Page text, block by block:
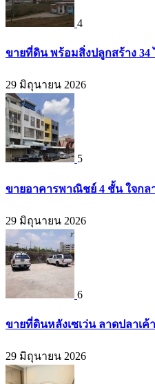
4
ขายที่ดิน พร้อมสิ่งปลูกสร้าง 34
29 มิถุนายน 2026
5
ขายอาคารพาณิชย์ 4 ชั้น ใจกล
29 มิถุนายน 2026
6
ขายที่ดินหลังเซเว่น ลาดปลาเค้
29 มิถุนายน 2026